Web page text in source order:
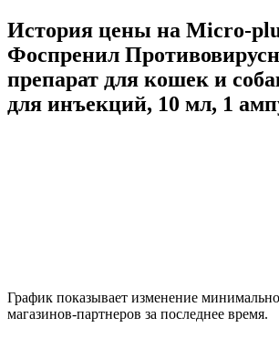
История цены на Micro-
Фоспренил
препарат для кошек и
для инъекций, 10 мл, 1
График показывает изменение
магазинов-партнеров за последнее время.